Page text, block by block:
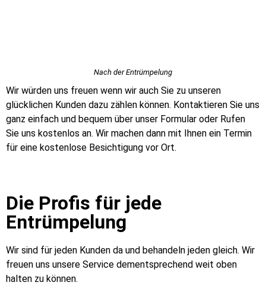
Nach der Entrümpelung
Wir würden uns freuen wenn wir auch Sie zu unseren
glücklichen Kunden dazu zählen können. Kontaktieren Sie uns
ganz einfach und bequem über unser Formular oder Rufen
Sie uns kostenlos an. Wir machen dann mit Ihnen ein Termin
für eine kostenlose Besichtigung vor Ort.
Die Profis für jede
Entrümpelung
Wir sind für jeden Kunden da und behandeln jeden gleich. Wir
freuen uns unsere Service dementsprechend weit oben
halten zu können.